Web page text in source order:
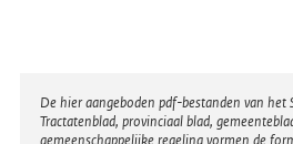
Disclaimer
De hier aangeboden pdf-bestanden van het
Tractatenblad, provinciaal blad,